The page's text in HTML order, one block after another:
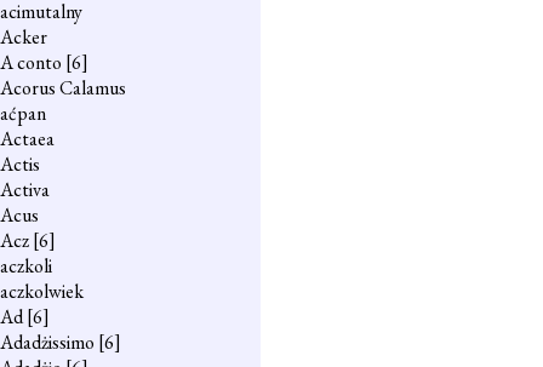
acimutalny
Acker
A conto [6]
Acorus Calamus
aćpan
Actaea
Actis
Activa
Acus
Acz[6]
aczkoli
aczkolwiek
Ad[6]
Adadżissimo [6]